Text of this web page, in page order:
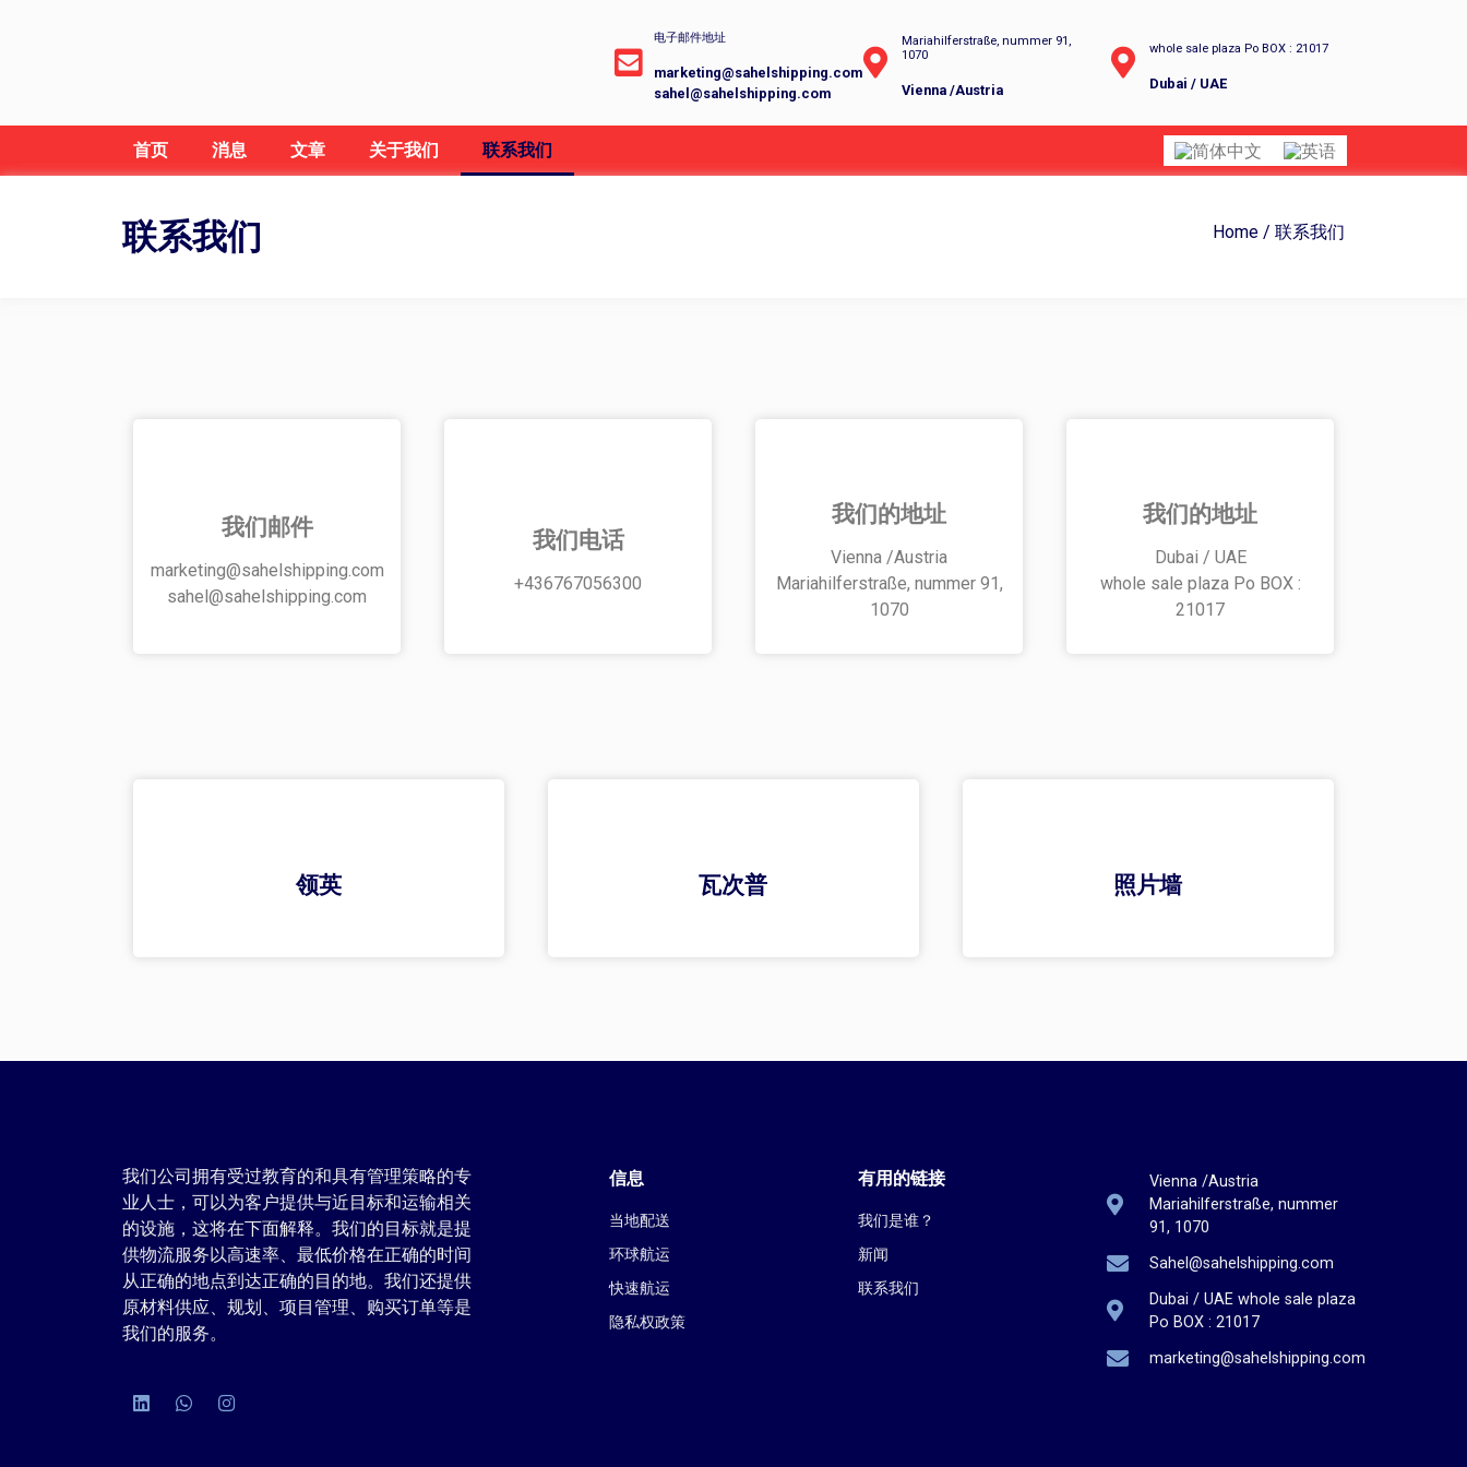
电子邮件地址
marketing@sahelshipping.com
sahel@sahelshipping.com
Mariahilferstraße, nummer 91,
1070
Vienna /Austria
whole sale plaza Po BOX : 21017
Dubai / UAE
首页 消息 文章 关于我们 联系我们
联系我们 Home / 联系我们
我们邮件
marketing@sahelshipping.com
sahel@sahelshipping.com
我们电话
+436767056300
我们的地址
Vienna /Austria
Mariahilferstraße, nummer 91,
1070
我们的地址
Dubai / UAE
whole sale plaza Po BOX :
21017
领英 瓦次普 照片墙
我们公司拥有受过教育的和具有管理策略的专
业人士，可以为客户提供与近目标和运输相关
的设施，这将在下面解释。我们的目标就是提
供物流服务以高速率、最低价格在正确的时间
从正确的地点到达正确的目的地。我们还提供
原材料供应、规划、项目管理、购买订单等是
我们的服务。
信息
当地配送
环球航运
快速航运
隐私权政策
有用的链接
我们是谁？
新闻
联系我们
Vienna /Austria
Mariahilferstraße, nummer
91, 1070
Sahel@sahelshipping.com
Dubai / UAE whole sale plaza
Po BOX : 21017
marketing@sahelshipping.com